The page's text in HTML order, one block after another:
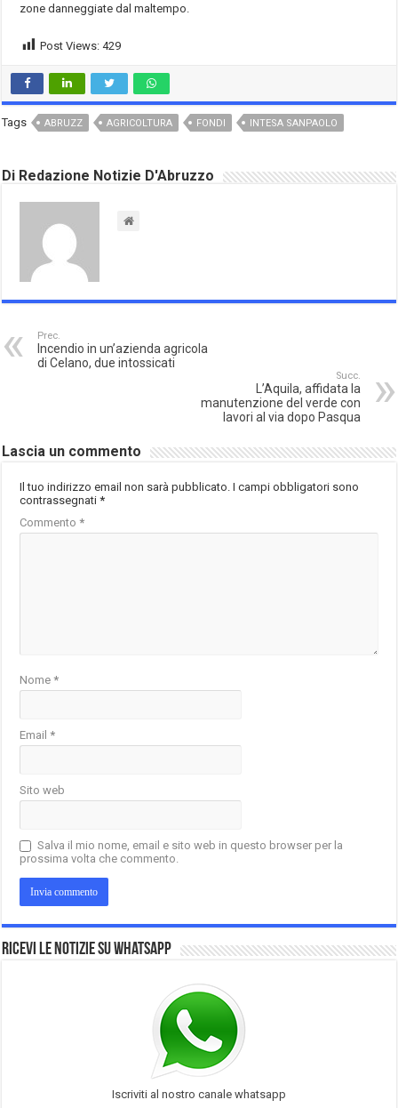
zone danneggiate dal maltempo.
Post Views: 429
Tags ABRUZZ AGRICOLTURA FONDI INTESA SANPAOLO
Di Redazione Notizie D'Abruzzo
Prec.
Incendio in un’azienda agricola
di Celano, due intossicati
Succ.
L’Aquila, affidata la
manutenzione del verde con
lavori al via dopo Pasqua
Lascia un commento
Il tuo indirizzo email non sarà pubblicato. I campi obbligatori sono
contrassegnati*
Commento*
Nome*
Email*
Sito web
Salva il mio nome, email e sito web in questo browser per la
prossima volta che commento.
Ricevi le notizie su Whatsapp
Iscriviti al nostro canale whatsapp